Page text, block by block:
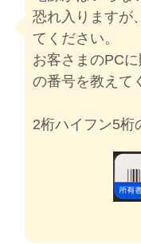
恐れ入りますが
てください。
お客さまのPC
の番号を教えて
2桁ハイフン5桁